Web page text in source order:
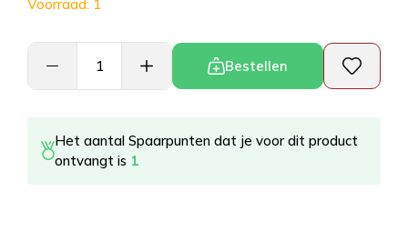
Voorraad: 1
Bestellen
Het aantal Spaarpunten dat je voor dit product
ontvangt is 1